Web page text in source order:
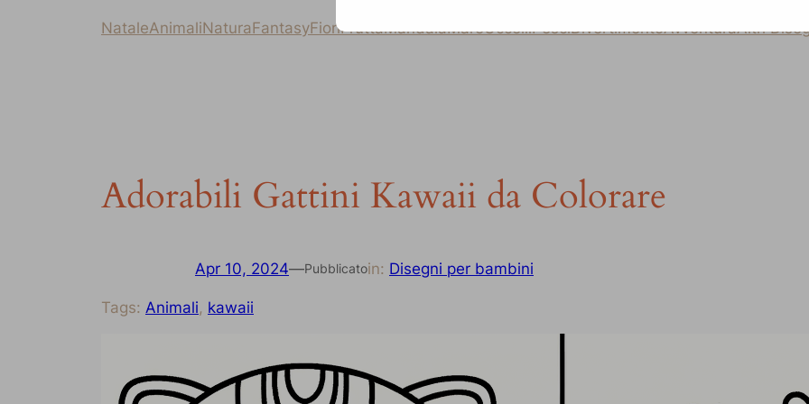
NataleAnimaliNaturaFantasyFioriFruttaMandalaMareUccelliPesciDivertimentoAvventuraAltri
Adorabili Gattini Kawaii da Colorare
Apr 10, 2024—Pubblicatoin: Disegni per bambini
Tags: Animali, kawaii